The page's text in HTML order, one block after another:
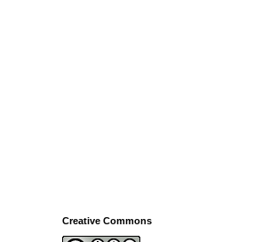
Creative Commons